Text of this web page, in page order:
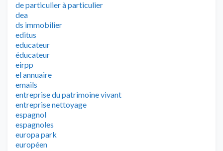
de particulier à particulier
dea
ds immobilier
editus
educateur
éducateur
eirpp
el annuaire
emails
entreprise du patrimoine vivant
entreprise nettoyage
espagnol
espagnoles
europa park
européen